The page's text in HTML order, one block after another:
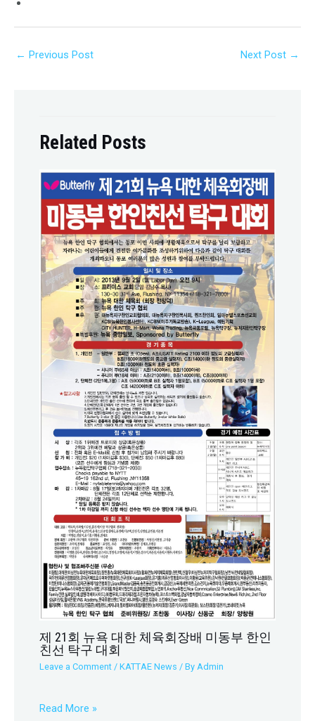
← Previous Post Next Post →
Related Posts
제 21회 뉴욕 대한 체육회장배 미동부 한인
친선 탁구 대회
Leave a Comment /KATTAE News / By Admin
Read More »